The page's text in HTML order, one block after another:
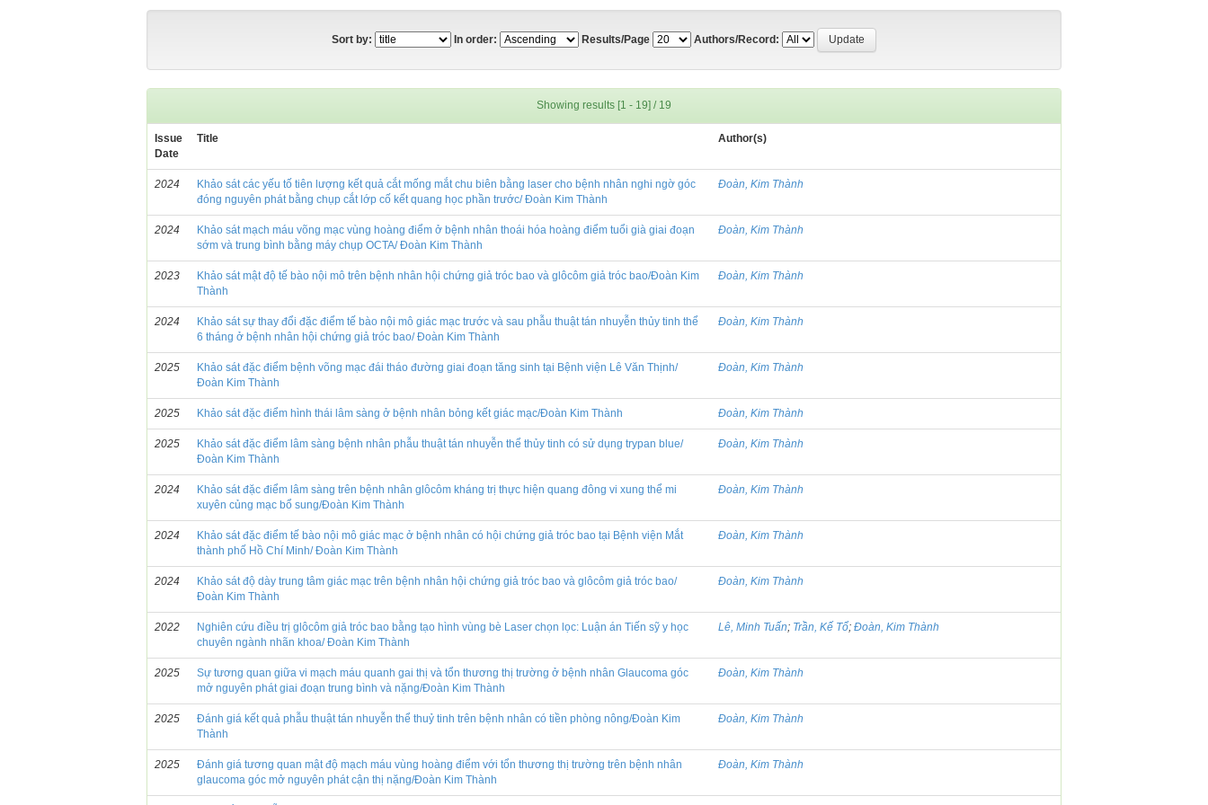
Sort by: In order: Results/Page Authors/Record:
Showing results [1 - 19] / 19
Issue
Date
Title Author(s)
2024
Khảo sát các yếu tố tiên lượng kết quả cắt mống mắt chu biên bằng laser cho bệnh nhân nghi ngờ góc
đóng nguyên phát bằng chụp cắt lớp cố kết quang học phần trước/ Đoàn Kim Thành
Đoàn, Kim Thành
2024
Khảo sát mạch máu võng mạc vùng hoàng điểm ở bệnh nhân thoái hóa hoàng điểm tuổi già giai đoạn
sớm và trung bình bằng máy chụp OCTA/ Đoàn Kim Thành
Đoàn, Kim Thành
2023
Khảo sát mật độ tế bào nội mô trên bệnh nhân hội chứng giả tróc bao và glôcôm giả tróc bao/Đoàn Kim
Thành
Đoàn, Kim Thành
2024
Khảo sát sự thay đổi đặc điểm tế bào nội mô giác mạc trước và sau phẫu thuật tán nhuyễn thủy tinh thể
6 tháng ở bệnh nhân hội chứng giả tróc bao/ Đoàn Kim Thành
Đoàn, Kim Thành
2025
Khảo sát đặc điểm bệnh võng mạc đái tháo đường giai đoạn tăng sinh tại Bệnh viện Lê Văn Thịnh/
Đoàn Kim Thành
Đoàn, Kim Thành
2025 Khảo sát đặc điểm hình thái lâm sàng ở bệnh nhân bỏng kết giác mạc/Đoàn Kim Thành Đoàn, Kim Thành
2025
Khảo sát đặc điểm lâm sàng bệnh nhân phẫu thuật tán nhuyễn thể thủy tinh có sử dụng trypan blue/
Đoàn Kim Thành
Đoàn, Kim Thành
2024
Khảo sát đặc điểm lâm sàng trên bệnh nhân glôcôm kháng trị thực hiện quang đông vi xung thể mi
xuyên củng mạc bổ sung/Đoàn Kim Thành
Đoàn, Kim Thành
2024
Khảo sát đặc điểm tế bào nội mô giác mạc ở bệnh nhân có hội chứng giả tróc bao tại Bệnh viện Mắt
thành phố Hồ Chí Minh/ Đoàn Kim Thành
Đoàn, Kim Thành
2024
Khảo sát độ dày trung tâm giác mạc trên bệnh nhân hội chứng giả tróc bao và glôcôm giả tróc bao/
Đoàn Kim Thành
Đoàn, Kim Thành
2022
Nghiên cứu điều trị glôcôm giả tróc bao bằng tạo hình vùng bè Laser chọn lọc: Luận án Tiến sỹ y học
chuyên ngành nhãn khoa/ Đoàn Kim Thành
Lê, Minh Tuấn; Trần, Kế Tổ; Đoàn, Kim Thành
2025
Sự tương quan giữa vi mạch máu quanh gai thị và tổn thương thị trường ở bệnh nhân Glaucoma góc
mở nguyên phát giai đoạn trung bình và nặng/Đoàn Kim Thành
Đoàn, Kim Thành
2025
Đánh giá kết quả phẫu thuật tán nhuyễn thể thuỷ tinh trên bệnh nhân có tiền phòng nông/Đoàn Kim
Thành
Đoàn, Kim Thành
2025
Đánh giá tương quan mật độ mạch máu vùng hoàng điểm với tổn thương thị trường trên bệnh nhân
glaucoma góc mở nguyên phát cận thị nặng/Đoàn Kim Thành
Đoàn, Kim Thành